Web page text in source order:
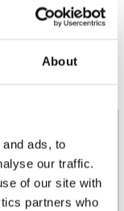
About
ads, to
our traffic.
of our site with
partners who